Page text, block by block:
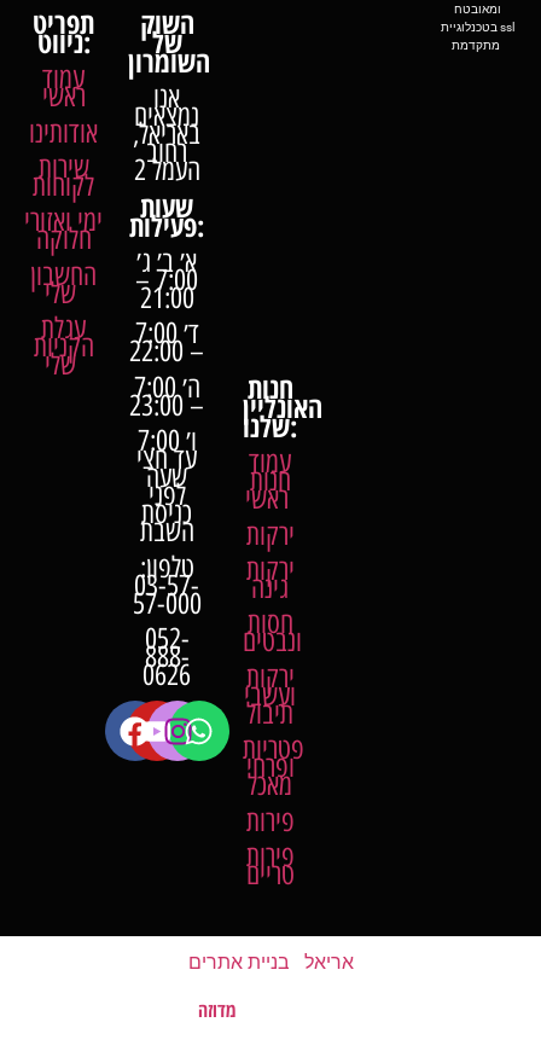
תפריט
ניווט:
עמוד
ראשי
אודותינו
שירות
לקוחות
ימי ואזורי
חלוקה
החשבון
שלי
עגלת
הקניות
שלי
השוק
של
אנו
נמצאים
באריאל,
רחוב
העמל 2
שעותפעילות:
א׳ ב׳ ג׳
7:00 –
21:00
ד׳ 7:00
– 22:00
ה׳ 7:00
– 23:00
ו׳ 7:00
עד חצי
שעה
לפני
כניסת
השבת
טלפון:
03-57-
57-000
052-
888-
0626
חנות
האונליין
שלנו:
עמוד
חנות
ראשי
ירקות
ירקות
גינה
חסות
ונבטים
ירקות
ועשבי
תיבול
פטריות
ופרחי
מאכל
פירות
פירות
טריים
ומאובטח
בטכנלוגיית ssl
אריאל בניית אתרים
האתר נבנה על ידימדוזה